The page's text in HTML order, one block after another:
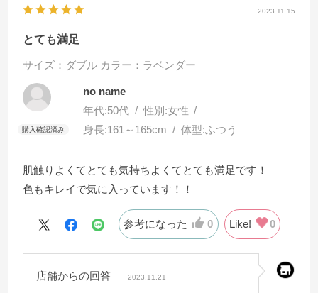
2023.11.15
とても満足
サイズ：ダブル カラー：ラベンダー
no name
年代:50代 性別:女性
身長:161～165cm 体型:ふつう
肌触りよくてとても気持ちよくてとても満足です！
色もキレイで気に入っています！！
参考になった 0 Like! 0
店舗からの回答 2023.11.21